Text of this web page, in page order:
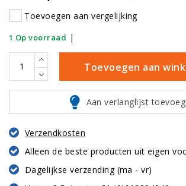
Toevoegen aan vergelijking
1 Op voorraad |
Toevoegen aan
Aan verlanglijst
Verzendkosten
Alleen de beste producten uit eigen
Dagelijkse verzending (ma - vr)